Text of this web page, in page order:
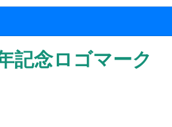
記念ロゴマーク